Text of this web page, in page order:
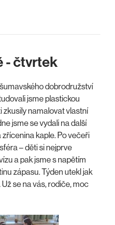
- čtvrtek
dobrodružství
jsme plastickou
zkusily namalovat vlastní
jsme se vydali na další
kaple. Po večeři
– děti si nejprve
a pak jsme s napětím
zápasu. Týden utekl jak
se na vás, rodiče, moc